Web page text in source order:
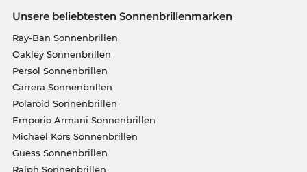
Unsere beliebtesten Sonnenbrillenmarken
Ray-Ban Sonnenbrillen
Oakley Sonnenbrillen
Persol Sonnenbrillen
Carrera Sonnenbrillen
Polaroid Sonnenbrillen
Emporio Armani Sonnenbrillen
Michael Kors Sonnenbrillen
Guess Sonnenbrillen
Ralph Sonnenbrillen